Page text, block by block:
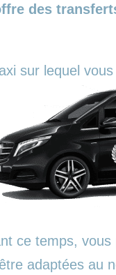
des
sur lequel
ce temps, vous
adaptées au